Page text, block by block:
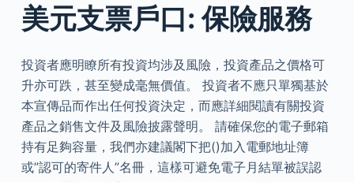
美元支票戶口: 保險服務
投資者應明瞭所有投資均涉及風險，投資產品之價格可
升亦可跌，甚至變成毫無價值。 投資者不應只單獨基於
本宣傳品而作出任何投資決定，而應詳細閱讀有關投資
產品之銷售文件及風險披露聲明。 請確保您的電子郵箱
持有足夠容量，我們亦建議閣下把()加入電郵地址簿
或”認可的寄件人”名冊，這樣可避免電子月結單被誤認